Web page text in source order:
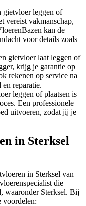
gietvloer leggen of
vereist vakmanschap,
kan de
voor details zoals
gietvloer laat leggen of
krijg je garantie op
rekenen op service na
reparatie.
leggen of plaatsen is
Een professionele
uitvoeren, zodat jij je
in Sterksel
in Sterksel van
die
waaronder Sterksel. Bij
voordelen: